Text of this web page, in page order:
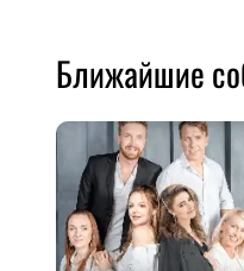
Ближайшие